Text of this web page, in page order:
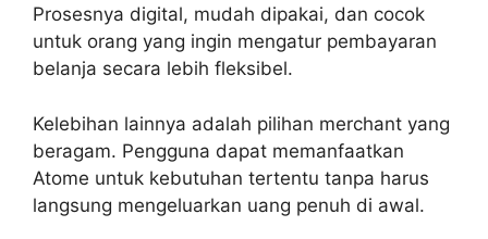
Prosesnya digital, mudah dipakai, dan cocok
untuk orang yang ingin mengatur pembayaran
belanja secara lebih fleksibel.
Kelebihan lainnya adalah pilihan merchant yang
beragam. Pengguna dapat memanfaatkan
Atome untuk kebutuhan tertentu tanpa harus
langsung mengeluarkan uang penuh di awal.